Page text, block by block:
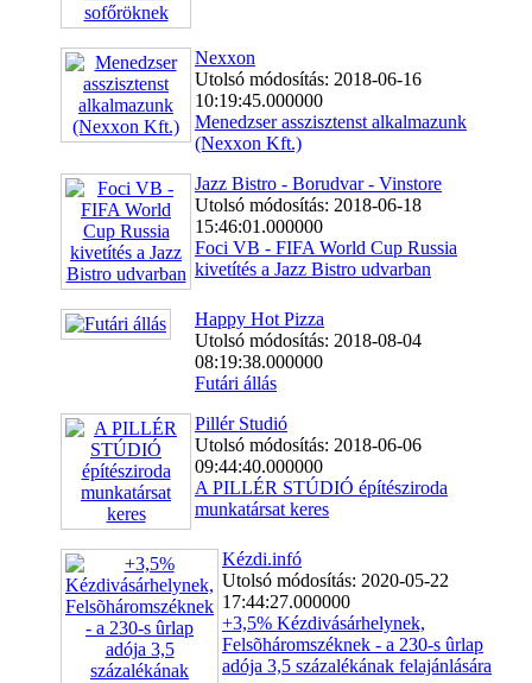
Nexxon
Utolsó módosítás: 2018-06-16
10:19:45.000000
Menedzser asszisztenst alkalmazunk
(Nexxon Kft.)
Jazz Bistro - Borudvar - Vinstore
Utolsó módosítás: 2018-06-18
15:46:01.000000
Foci VB - FIFA World Cup Russia
kivetítés a Jazz Bistro udvarban
Happy Hot Pizza
Utolsó módosítás: 2018-08-04
08:19:38.000000
Futári állás
Pillér Studió
Utolsó módosítás: 2018-06-06
09:44:40.000000
A PILLÉR STÚDIÓ építésziroda
munkatársat keres
Kézdi.infó
Utolsó módosítás: 2020-05-22
17:44:27.000000
+3,5% Kézdivásárhelynek,
Felsõháromszéknek - a 230-s ûrlap
adója 3,5 százalékának felajánlására